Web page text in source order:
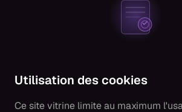
Utilisation des cookies
Ce site vitrine limite au maximum